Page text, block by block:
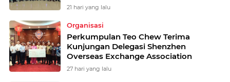
21 hari yang lalu
Organisasi
Perkumpulan Teo Chew Terima
Kunjungan Delegasi Shenzhen
Overseas Exchange Association
27 hari yang lalu